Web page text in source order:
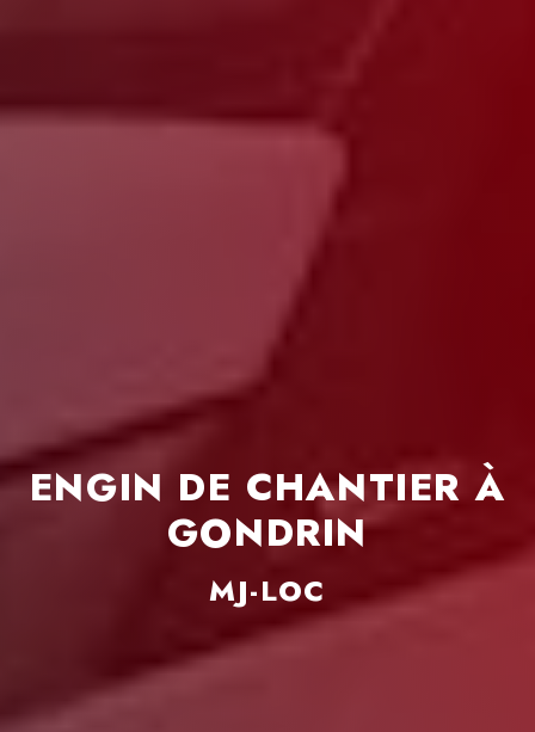
ENGIN DE CHANTIER À
GONDRIN
MJ-LOC